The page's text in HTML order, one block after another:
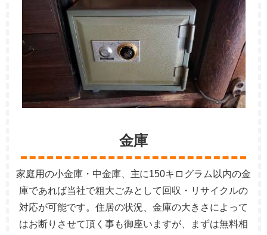
金庫
家庭用の小金庫・中金庫、主に150キログラム以内の金
庫であれば当社で粗大ごみとして回収・リサイクルの
対応が可能です。住居の状況、金庫の大きさによって
はお断りさせて頂く事も御座いますが、まずは無料相